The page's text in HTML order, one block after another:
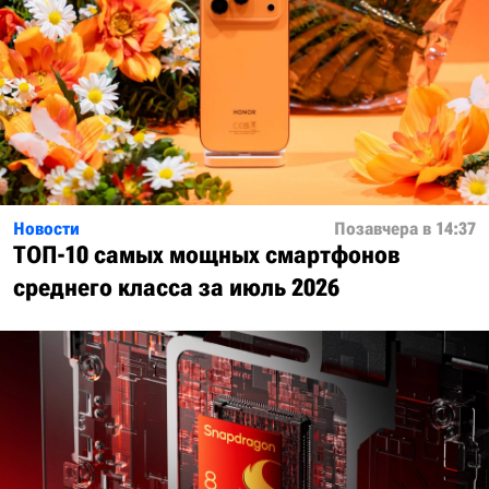
Новости Позавчера в 14:37
ТОП-10 самых мощных смартфонов
среднего класса за июль 2026